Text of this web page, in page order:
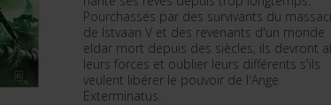
Pourchassés par des survivants du
de Istvaan V et des revenants d'un monde
eldar mort depuis des siècles, ils devront
leurs forces et oublier leurs différents s'ils
veulent libérer le pouvoir de l'Ange
Exterminatus.